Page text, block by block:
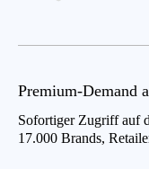
Premium-Demand
Sofortiger Zugriff auf
17.000 Brands,